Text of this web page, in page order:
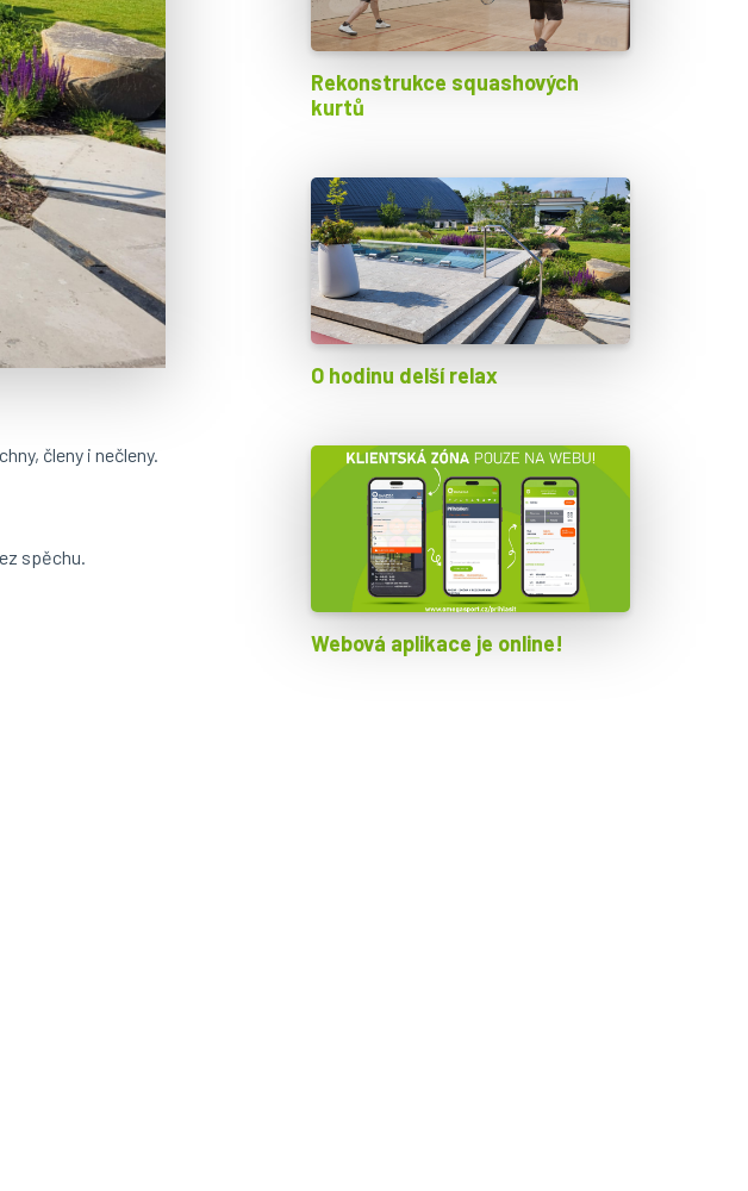
členy i nečleny.
spěchu.
Rekonstrukce squashových
kurtů
O hodinu delší relax
Webová aplikace je online!